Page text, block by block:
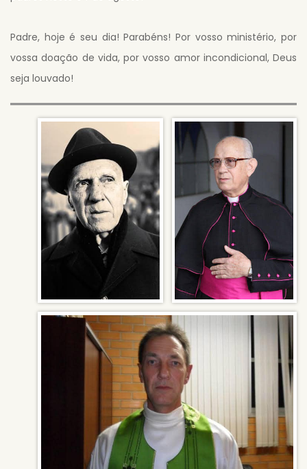
Padre, hoje é seu dia! Parabéns! Por vosso ministério, por
vossa doação de vida, por vosso amor incondicional, Deus
seja louvado!